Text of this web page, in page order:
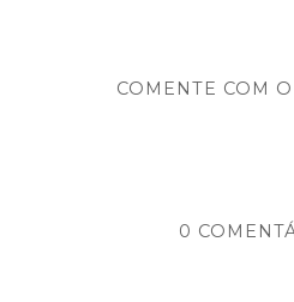
COMENTE COM
0